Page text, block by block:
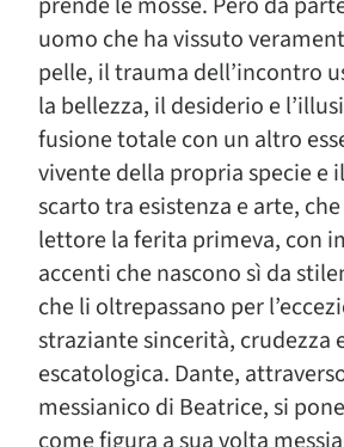
uomo che ha vissuto
pelle, il trauma dell’incontro
la bellezza, il desiderio e
fusione totale con un altro
vivente della propria specie e
scarto tra esistenza e arte,
lettore la ferita primeva, con
accenti che nascono sì da
che li oltrepassano per
straziante sincerità, crudezza
escatologica. Dante,
messianico di Beatrice, si